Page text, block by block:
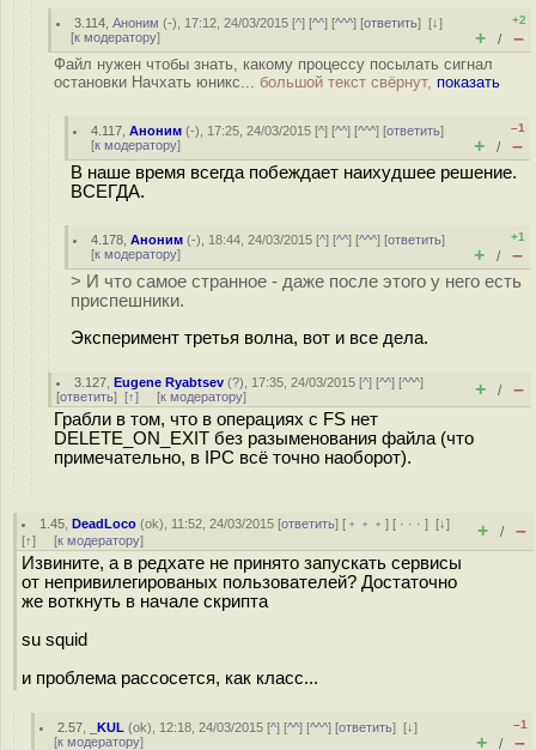
3.114 ,Аноним (-), 17:12, 24/03/2015 [^] [^^] [^^^] [ответить][↓]
[к модератору]
+2
+ / –
Файл нужен чтобы знать, какому процессу посылать сигнал
остановки Начхать юникс... большой текст свёрнут, показать
4.117 ,Аноним (-), 17:25, 24/03/2015 [^] [^^] [^^^] [ответить]
[к модератору]
–1
+ / –
В наше время всегда побеждает наихудшее решение.
ВСЕГДА.
4.178 ,Аноним (-), 18:44, 24/03/2015 [^] [^^] [^^^] [ответить]
[к модератору]
+1
+ / –
> И что самое странное - даже после этого у него есть
приспешники.
Эксперимент третья волна, вот и все дела.
3.127 ,Eugene Ryabtsev (?), 17:35, 24/03/2015 [^] [^^] [^^^]
[ответить] [↑] [к модератору] + / –
Грабли в том, что в операциях с FS нет
DELETE_ON_EXIT без разыменования файла (что
примечательно, в IPC всё точно наоборот).
1.45 ,DeadLoco (ok), 11:52, 24/03/2015 [ответить] [ ﹢﹢﹢] [ · · ·][↓]
[↑] [к модератору] + / –
Извините, а в редхате не принято запускать сервисы
от непривилегированых пользователей? Достаточно
же воткнуть в начале скрипта
su squid
и проблема рассосется, как класс...
2.57 _KUL (ok), 12:18, 24/03/2015 [^] [^^] [^^^] [ответить][↓]
[к модератору]
–1
+ / –